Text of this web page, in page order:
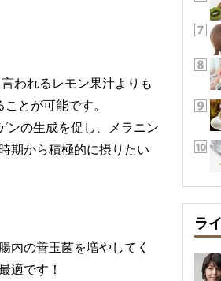
われるレモン果汁よりも
とが可能です。
ンの生成を促し、メラニン
期から積極的に摂りたい
内の善玉菌を増やしてく
適です！
ラ